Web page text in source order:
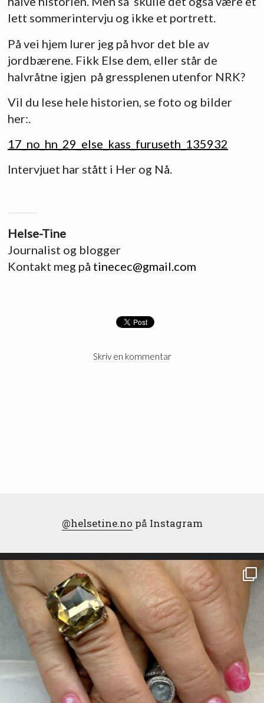
lett sommerintervju og ikke et portrett.
På vei hjem lurer jeg på hvor det ble av
jordbærene. Fikk Else dem, eller står de
halvråtne igjen på gressplenen utenfor NRK?
Vil du lese hele historien, se foto og bilder
her:.
17_no_hn_29_else_kass_furuseth_135932
Intervjuet har stått i Her og Nå.
Helse-Tine
Journalist og blogger
Kontakt meg på tinecec@gmail.com
Skriv en kommentar
@helsetine.no på Instagram